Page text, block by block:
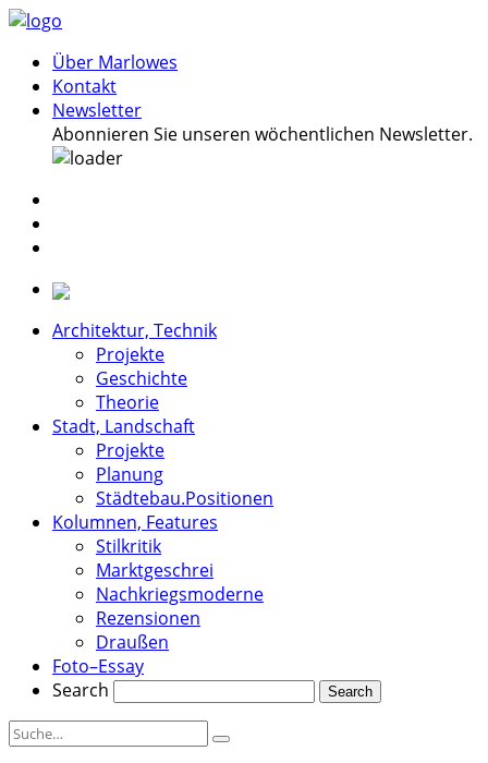
Über Marlowes
Kontakt
Newsletter
Abonnieren Sie unseren wöchentlichen Newsletter.
Architektur, Technik
Projekte
Geschichte
Theorie
Stadt, Landschaft
Projekte
Planung
Städtebau.Positionen
Kolumnen, Features
Stilkritik
Marktgeschrei
Nachkriegsmoderne
Rezensionen
Draußen
Foto–Essay
Search